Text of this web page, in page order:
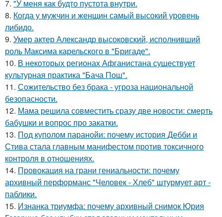
7. "У меня как будто пустота внутри.
8. Когда у мужчин и женщин самый высокий уровень
либидо.
9. Умер актер Александр высоковский, исполнивший
роль Максима карельского в "Бригаде".
10. В некоторых регионах Афганистана существует
культурная практика "Бача Пош".
11. Сожительство без брака - угроза национальной
безопасности.
12. Мама решила совместить сразу две новости: смерть
бабушки и вопрос про закатки.
13. Под куполом паранойи: почему история Дебби и
Стива стала главным манифестом против токсичного
контроля в отношениях.
14. Провокация на грани гениальности: почему
архивный перформанс "Человек - Хлеб" штурмует арт -
паблики.
15. Изнанка триумфа: почему архивный снимок Юрия